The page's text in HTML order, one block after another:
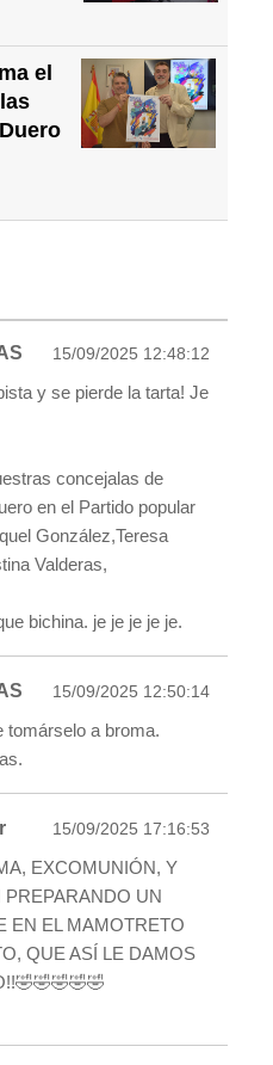
el
15/09/2025 12:48:12
y se pierde la tarta! Je
concejalas de
en el Partido popular
González,Teresa
Valderas,
bichina. je je je je je.
15/09/2025 12:50:14
tomárselo a broma.
15/09/2025 17:16:53
EXCOMUNIÓN, Y
PREPARANDO UN
EN EL MAMOTRETO
QUE ASÍ LE DAMOS